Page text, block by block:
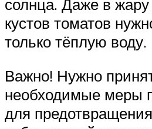
солнца. Даже в
кустов томатов
только тёплую воду.
Важно! Нужно
необходимые меры
для